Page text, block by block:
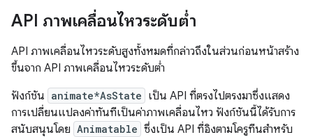
API ภาพเคลื่อนไหวระดับต่ำ
API ภาพเคลื่อนไหวระดับสูงทั้งหมดที่กล่าวถึงในส่วนก่อนหน้าสร้าง
ขึ้นจาก API ภาพเคลื่อนไหวระดับต่ำ
ฟังก์ชัน animate*AsState เป็น API ที่ตรงไปตรงมาซึ่งแสดง
การเปลี่ยนแปลงค่าทันทีเป็นค่าภาพเคลื่อนไหว ฟังก์ชันนี้ได้รับการ
สนับสนุนโดย Animatable ซึ่งเป็น API ที่อิงตามโครูทีนสำหรับ